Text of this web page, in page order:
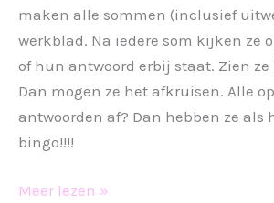
maken alle sommen (inclusief
werkblad. Na iedere som kijken ze
of hun antwoord erbij staat. Zien ze
Dan mogen ze het afkruisen. Alle
antwoorden af? Dan hebben ze als
bingo!!!!
Keersommen
Meer lezen »